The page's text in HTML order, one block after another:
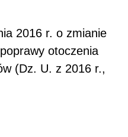
2016 r. o zmianie
otoczenia
(Dz. U. z 2016 r.,